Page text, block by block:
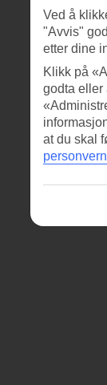
Ved å
"Avvis"
etter dine
Klikk på
godta eller
at du skal